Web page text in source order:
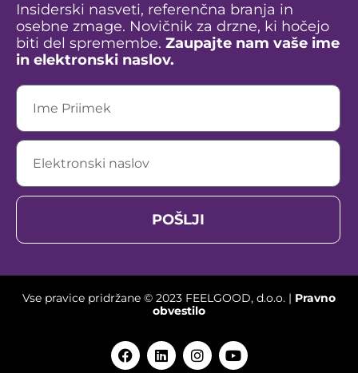
Insiderski nasveti, referenčna branja in
osebne zmage. Novičnik za drzne, ki hočejo
biti del spremembe. Zaupajte nam vaše ime
in elektronski naslov.
POŠLJI
Vse pravice pridržane © 2023 FEELGOOD, d.o.o. | Pravno
obvestilo